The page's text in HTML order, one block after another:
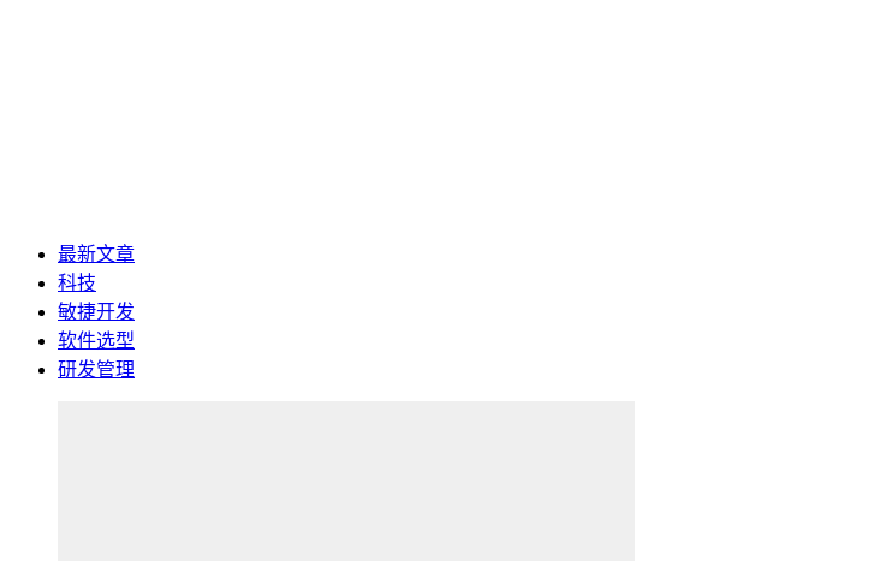
最新文章
科技
敏捷开发
软件选型
研发管理